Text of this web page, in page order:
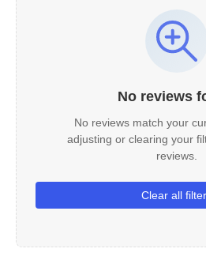
No reviews
No reviews match your
adjusting or clearing your
reviews.
Clear all